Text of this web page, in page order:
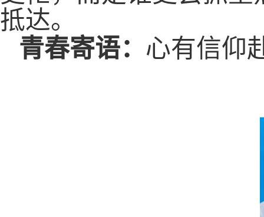
抵达。
青春寄语： 心有信仰